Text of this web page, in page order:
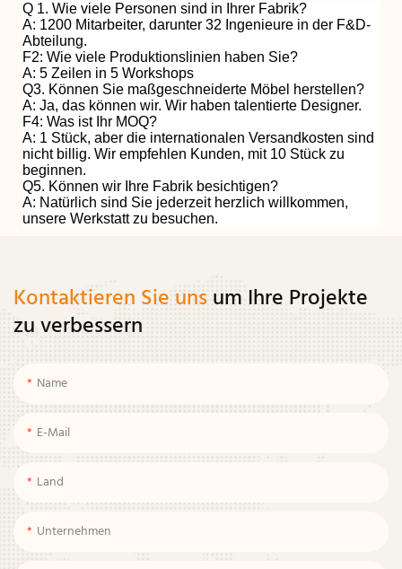
Q 1. Wie viele Personen sind in Ihrer Fabrik?
A: 1200 Mitarbeiter, darunter 32 Ingenieure in der F&D-
Abteilung.
F2: Wie viele Produktionslinien haben Sie?
A: 5 Zeilen in 5 Workshops
Q3. Können Sie maßgeschneiderte Möbel herstellen?
A: Ja, das können wir. Wir haben talentierte Designer.
F4: Was ist Ihr MOQ?
A: 1 Stück, aber die internationalen Versandkosten sind
nicht billig. Wir empfehlen Kunden, mit 10 Stück zu
beginnen.
Q5. Können wir Ihre Fabrik besichtigen?
A: Natürlich sind Sie jederzeit herzlich willkommen,
unsere Werkstatt zu besuchen.
Kontaktieren Sie unsum Ihre Projekte
zu verbessern
Name
E-Mail
Land
Unternehmen